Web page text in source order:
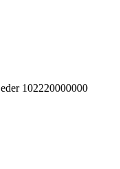
102220000000